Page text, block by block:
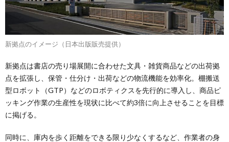
新拠点のイメージ（日本出版販売提供）
新拠点は書店の売り場展開に合わせた文具・雑貨商品などの出荷拠
点を拡張し、保管・仕分け・出荷などの物流機能を効率化。棚搬送
型ロボット（GTP）などのロボティクスを先行的に導入し、商品ピ
ッキング作業の生産性を現状に比べて約3倍に向上させることを目標
に掲げる。
同時に、庫内を歩く距離をできる限り少なくするなど、作業者の身